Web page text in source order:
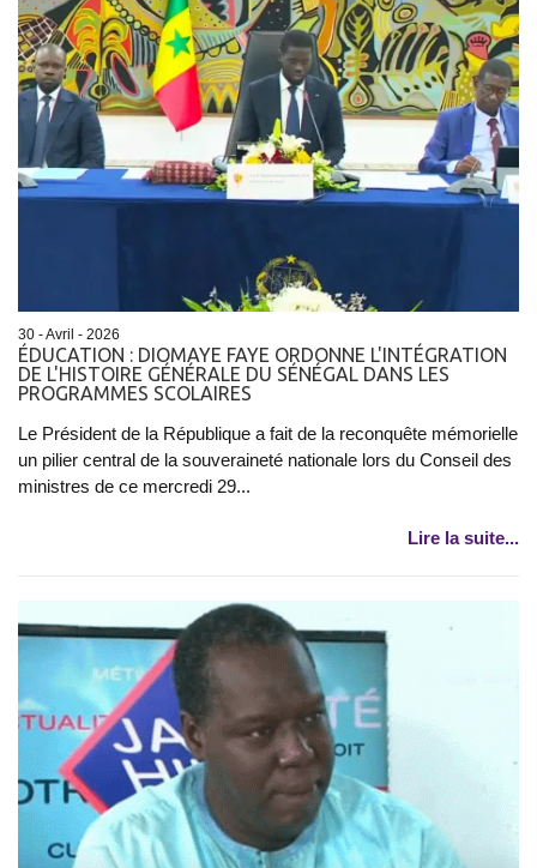
30 - Avril - 2026
ÉDUCATION : DIOMAYE FAYE ORDONNE L'INTÉGRATION
DE L'HISTOIRE GÉNÉRALE DU SÉNÉGAL DANS LES
PROGRAMMES SCOLAIRES
Le Président de la République a fait de la reconquête mémorielle
un pilier central de la souveraineté nationale lors du Conseil des
ministres de ce mercredi 29...
Lire la suite...